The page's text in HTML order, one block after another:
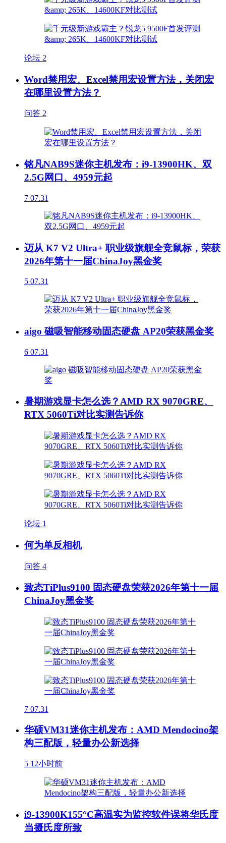
论坛 2
Word禁用宏、Excel禁用宏设置方法，关闭宏
在哪里设置方法？
问答 2
铭凡NAB9S迷你主机发布：i9-13900HK、双
2.5G网口、4959元起
7 07.31
迈从 K7 V2 Ultra+ 职业级旗舰全竞鼠标，荣获
2026年第十一届ChinaJoy黑金奖
5 07.31
aigo 磁吸智能移动固态硬盘 AP20荣获黑金奖
6 07.31
暑期游戏显卡怎么选？AMD RX 9070GRE、
RTX 5060Ti对比实测告诉你
论坛 1
何为单反相机
问答 4
致态TiPlus9100 固态硬盘荣获2026年第十一届
ChinaJoy黑金奖
7 07.31
华硕VM31迷你主机发布：AMD Mendocino架
构三配版，轻量办公新选择
5 12小时前
i9-13900K155°C高温实为监控软件误将华氏度
当摄氏度所致